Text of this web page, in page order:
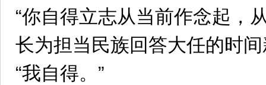
“你自得立志从当前作念起，
长为担当民族回答大任的时
“我自得。”